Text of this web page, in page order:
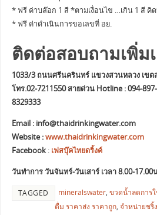
* ฟรี ค่าบล๊อก 1 สี *ตามเงื่อนไข …เกิน 1 สี คิ
* ฟรี ค่าดำเนินการขอเลขที่ อย.
ติดต่อสอบถามเพิ่ม
1033/3 ถนนศรีนครินทร์ แขวงสวนหลวง เขต
โทร.02-7211550 สายด่วน Hotline : 094-
8329333
Email : info@thaidrinkingwater.com
Website :www.thaidrinkingwater.com
Facebook: เฟสบุ๊คไทยดริ้งค์
วันทำการ วันจันทร์-วันเสาร์ เวลา 8.00-17.00
TAGGED mineralswater, ขวดน้ำลดการ
ดื่ม ราคาส่ง ราคาถูก, จำหน่ายชริ้